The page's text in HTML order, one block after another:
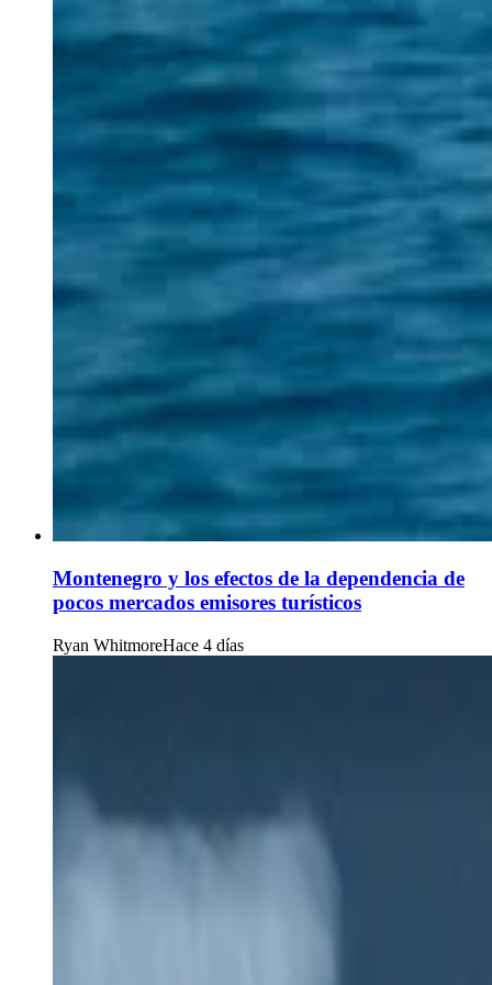
Montenegro y los efectos de la dependencia de
pocos mercados emisores turísticos
Ryan WhitmoreHace 4 días